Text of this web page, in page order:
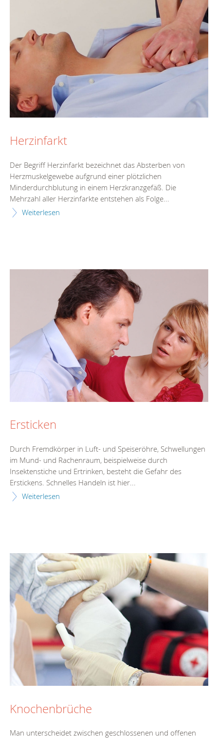
Herzinfarkt
Der Begriff Herzinfarkt bezeichnet das Absterben von
Herzmuskelgewebe aufgrund einer plötzlichen
Minderdurchblutung in einem Herzkranzgefäß. Die
Mehrzahl aller Herzinfarkte entstehen als Folge...
Weiterlesen
Ersticken
Durch Fremdkörper in Luft- und Speiseröhre, Schwellungen
im Mund- und Rachenraum, beispielweise durch
Insektenstiche und Ertrinken, besteht die Gefahr des
Erstickens. Schnelles Handeln ist hier...
Weiterlesen
Knochenbrüche
Man unterscheidet zwischen geschlossenen und offenen